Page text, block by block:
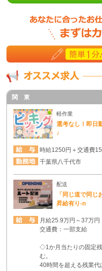
関 東
軽作業
選考なし！即日
♪
時給1250円＋交通費
千葉県八千代市
配送
「同じ道で同じ
昇給有り-n
月給25.9万円～37万円
交通費：一部支給
◇1か月当たりの固定
む。
40時間を超える残業代